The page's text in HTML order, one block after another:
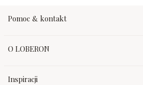
Pomoc & kontakt
O LOBERON
Inspiracji